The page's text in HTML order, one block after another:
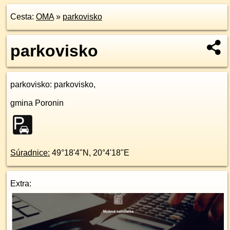
Cesta: OMA» parkovisko
parkovisko
parkovisko: parkovisko,
gmina Poronin
Súradnice: 49°18'4"N , 20°4'18"E
Extra: